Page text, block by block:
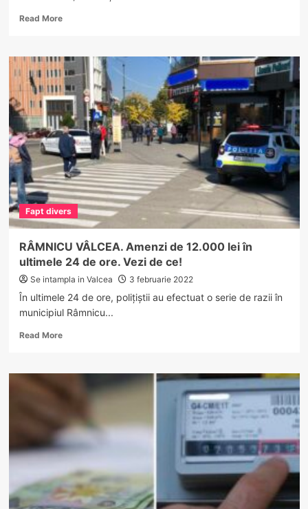
Read MoreRead
Noi
relaxări
nevaccinați.
Pot
intra
în
mall-
uri
cu
anumite
condiții
Fapt divers
RÂMNICU VÂLCEA. Amenzi de 12.000 lei în
ultimele 24 de ore. Vezi de ce!
Se intampla in Valcea 3 februarie 2022
În ultimele 24 de ore, polițiștii au efectuat o serie de razii în
municipiul Râmnicu...
Read MoreRead
RÂMNICU
12.000
în
24
de
ore.